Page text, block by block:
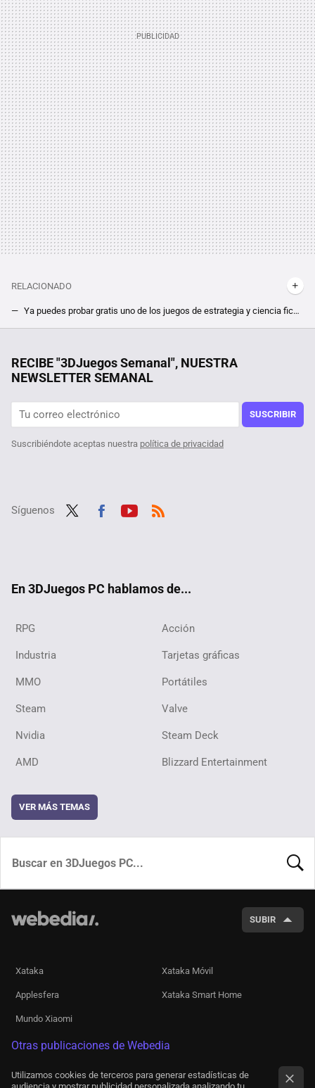
RELACIONADO
Ya puedes probar gratis uno de los juegos de estrategia y ciencia ficción más esperados de 2024. El potente Homeworld 3 estrena demo en Steam
RECIBE "3DJuegos Semanal", NUESTRA
NEWSLETTER SEMANAL
SUSCRIBIR
Suscribiéndote aceptas nuestra política de privacidad
Síguenos
En 3DJuegos PC hablamos de...
RPG Acción
Industria Tarjetas gráficas
MMO Portátiles
Steam Valve
Nvidia Steam Deck
AMD Blizzard Entertainment
VER MÁS TEMAS
SUBIR
Xataka Xataka Móvil
Applesfera Xataka Smart Home
Mundo Xiaomi
Otras publicaciones de Webedia
Utilizamos cookies de terceros para generar estadísticas de